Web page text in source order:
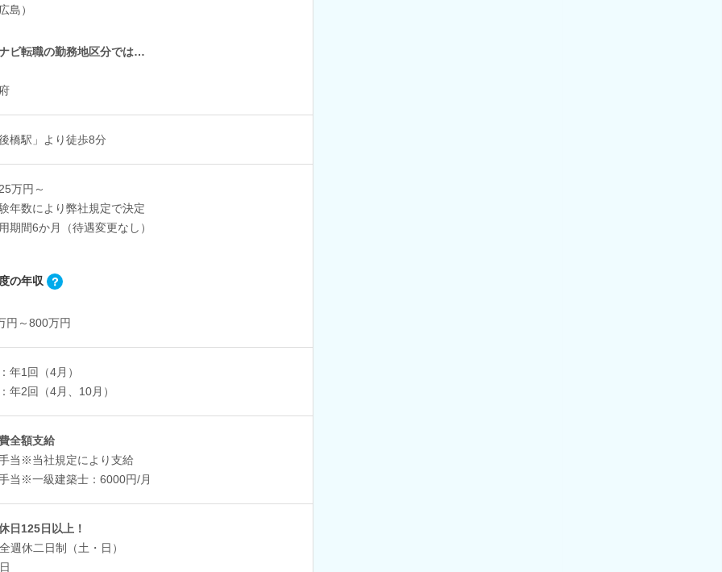
島）
ビ転職の勤務地区分では…
橋駅」より徒歩8分
万円～
年数により弊社規定で決定
期間6か月（待遇変更なし）
の年収
円～800万円
年1回（4月）
年2回（4月、10月）
全額支給
当※当社規定により支給
当※一級建築士：6000円/月
日125日以上！
週休二日制（土・日）